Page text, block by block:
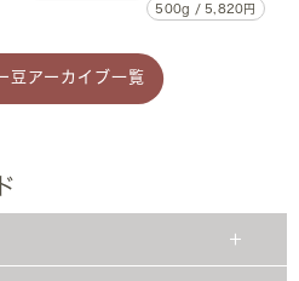
500g / 5,820円
豆アーカイブ一覧